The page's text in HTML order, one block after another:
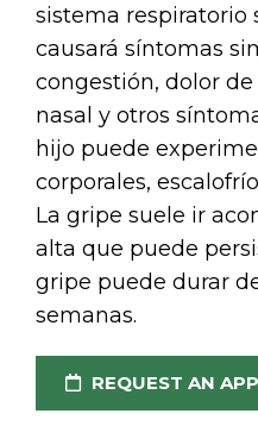
sistema respiratorio
causará síntomas
congestión, dolor
nasal y otros
hijo puede
corporales,
La gripe suele ir
alta que puede
gripe puede durar
semanas.
REQUEST AN